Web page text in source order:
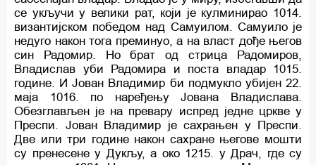
се укључи у велики рат, који је кулминирао 1014.
византијском победом над Самуилом. Самуило је
недуго након тога преминуо, а на власт дође његов
син Радомир. Но брат од стрица Радомиров,
Владислав уби Радомира и поста владар 1015.
године. И Јован Владимир би подмукло убијен 22.
маја 1016. по наређењу Јована Владислава.
Обезглављен је на превару испред једне цркве у
Преспи. Јован Владимир је сахрањен у Преспи.
Две или три године након сахране његове мошти
су пренесене у Дукљу, а око 1215. у Драч, где су